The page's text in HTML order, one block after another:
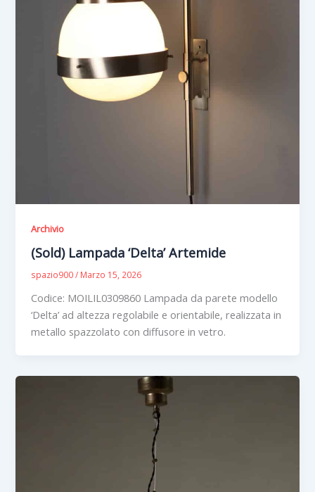
Archivio
(Sold) Lampada ‘Delta’ Artemide
spazio900/ Marzo 15, 2026
Codice: MOILIL0309860 Lampada da parete modello
‘Delta’ ad altezza regolabile e orientabile, realizzata in
metallo spazzolato con diffusore in vetro.